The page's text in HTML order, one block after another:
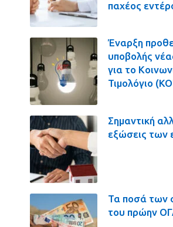
παχέος
Έναρξη
υποβολής
για το
Τιμολόγιο
Σημαντική
εξώσεις των
Τα ποσά των
του πρώην